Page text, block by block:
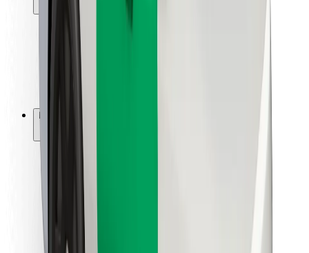
Placeringer
Byløsninger
Bolt-ladestationer
Kundeservice
For passagerer
Bolt Food
For flådeejere